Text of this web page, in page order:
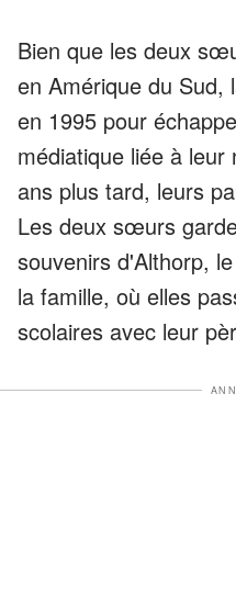
Bien que les deux
en Amérique du Sud,
en 1995 pour
médiatique liée à
ans plus tard, leurs
Les deux sœurs
souvenirs d'Althorp,
la famille, où elles
scolaires avec leur